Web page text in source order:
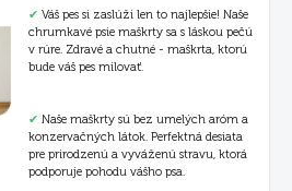
✔ Váš pes si zaslúži len to najlepšie! Naše
chrumkavé psie maškrty sa s láskou pečú
v rúre. Zdravé a chutné - maškrta, ktorú
bude váš pes milovať.
✔ Naše maškrty sú bez umelých aróm a
konzervačných látok. Perfektná desiata
pre prirodzenú a vyváženú stravu, ktorá
podporuje pohodu vášho psa.